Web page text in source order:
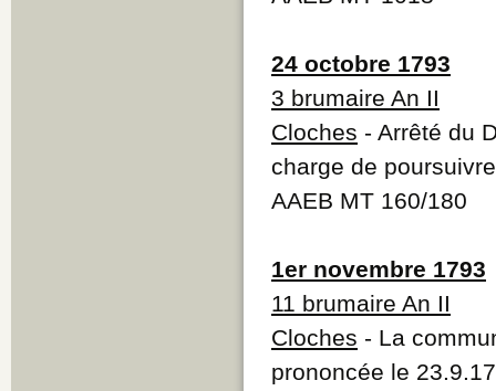
24 octobre 1793
3 brumaire An II
Cloches - Arrêté du
charge de
AAEB MT 160/180
1er novembre 1793
11 brumaire An II
Cloches - La
prononcée le